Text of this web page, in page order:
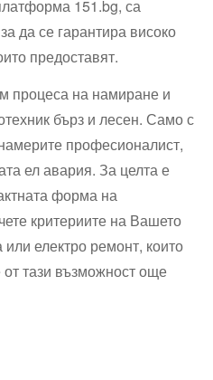
151.bg, са
да се гарантира високо
предоставят.
процеса на намиране и
бърз и лесен. Само с
професионалист,
ел авария. За целта е
форма на
критериите на Вашето
или електро ремонт, които
тази възможност още